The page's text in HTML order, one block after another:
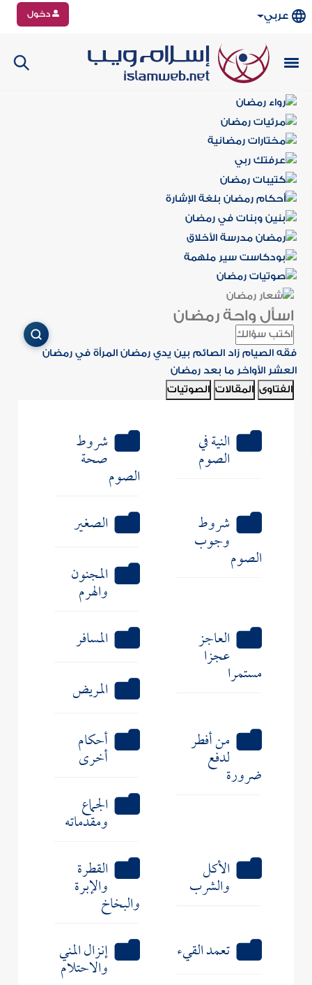
عربي دخول
اسأل واحة رمضان
فقه الصيام زاد الصائم بين يدي رمضان المرأة في رمضان
العشر الأواخر ما بعد رمضان
الفتاوى المقالات الصوتيات
النية في
الصوم
شروط
صحة
الصوم
شروط
وجوب
الصوم
الصغير
المجنون
والهرم
العاجز
عجزا
مستمرا
المسافر
المريض
من أفطر
لدفع
ضرورة
أحكام
أخرى
الجماع
ومقدماته
الأكل
والشرب
القطرة
والإبرة
والبخاخ
تعمد القيء
إنزال المني
والاحتلام